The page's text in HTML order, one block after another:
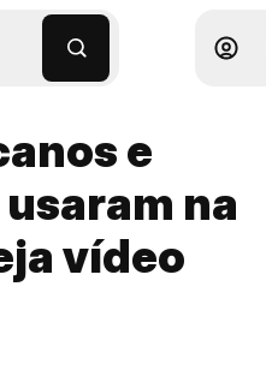
e
na
vídeo